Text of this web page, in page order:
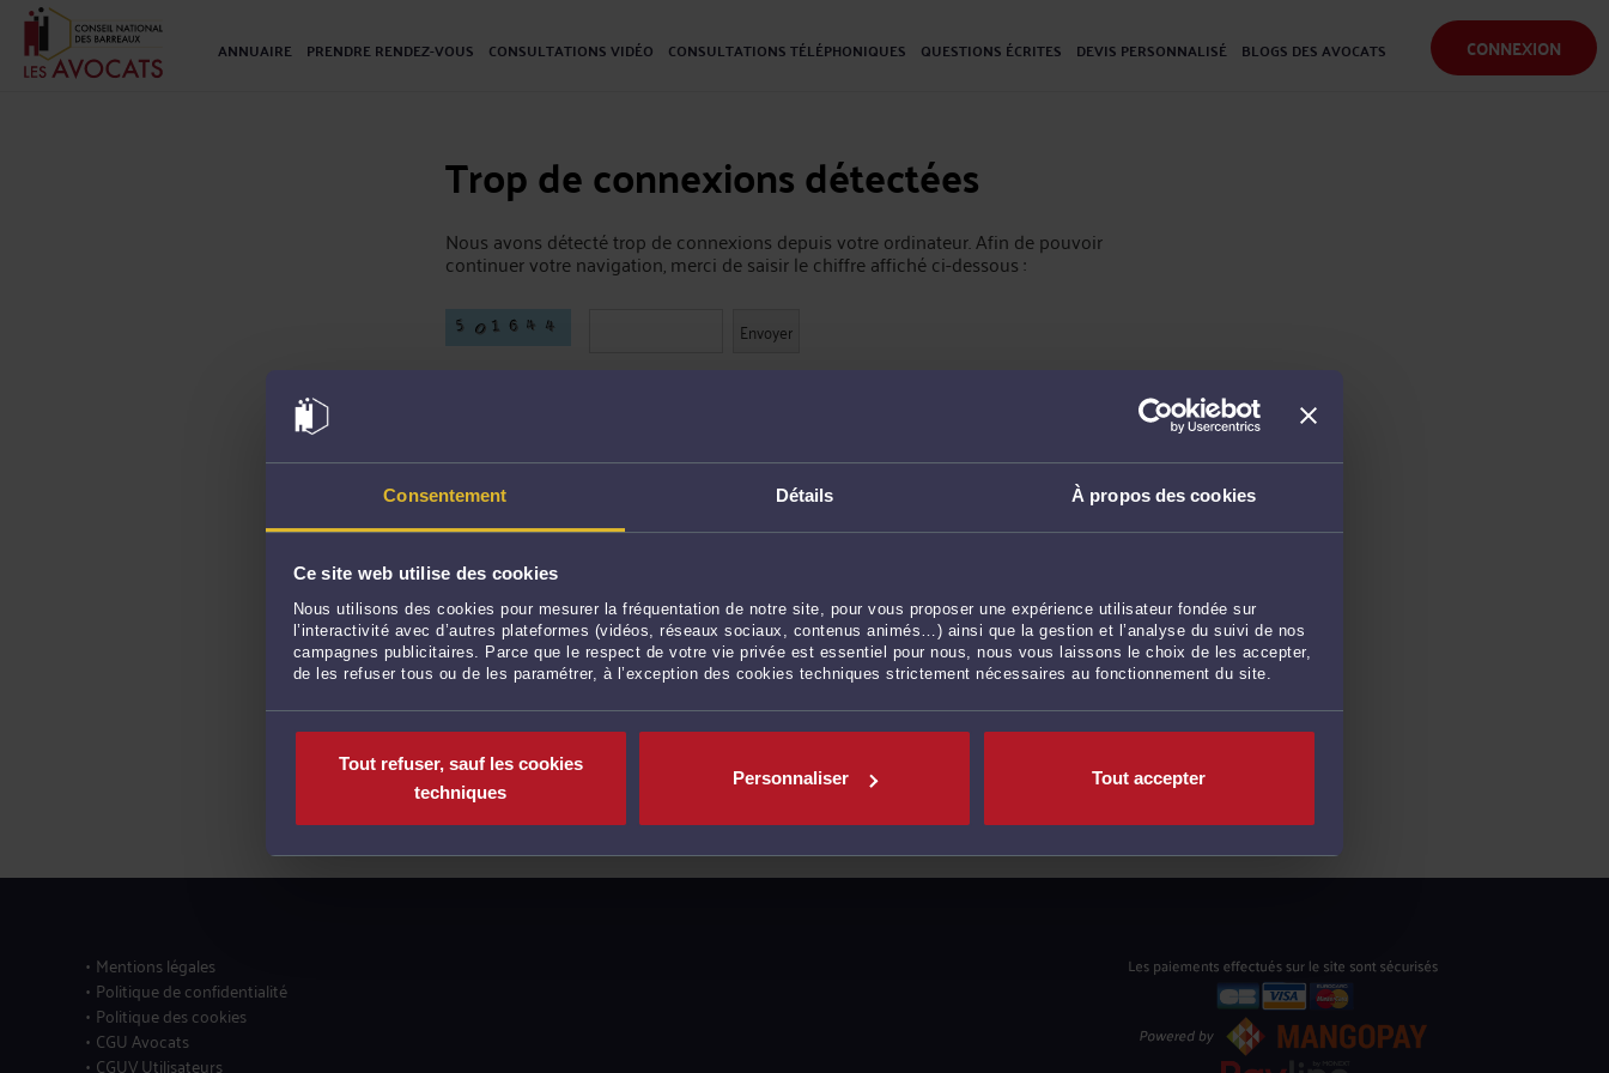
Consentement Détails À propos des cookies
Ce site web utilise des cookies
Nous utilisons des cookies pour mesurer la fréquentation de notre site, pour vous proposer une expérience utilisateur fondée sur
l’interactivité avec d’autres plateformes (vidéos, réseaux sociaux, contenus animés…) ainsi que la gestion et l’analyse du suivi de nos
campagnes publicitaires. Parce que le respect de votre vie privée est essentiel pour nous, nous vous laissons le choix de les accepter,
de les refuser tous ou de les paramétrer, à l’exception des cookies techniques strictement nécessaires au fonctionnement du site.
Tout refuser, sauf les cookies
techniques
Personnaliser Tout accepter
CONNEXION
ANNUAIRE PRENDRE RENDEZ-VOUS CONSULTATIONS VIDÉO CONSULTATIONS TÉLÉPHONIQUES QUESTIONS ÉCRITES DEVIS PERSONNALISÉ BLOGS DES AVOCATS
Trop de connexions détectées
Nous avons détecté trop de connexions depuis votre ordinateur. Afin de pouvoir
continuer votre navigation, merci de saisir le chiffre affiché ci-dessous :
Mentions légales
Politique de confidentialité
Politique des cookies
CGU Avocats
CGUV Utilisateurs